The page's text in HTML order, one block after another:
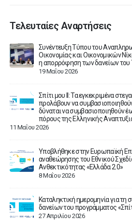
Τελευταίες Αναρτήσεις
Συνέντευξη Τύπου του
Οικονομίας και Οικονομικών
η απορρόφηση των δανείων του
19 Μαΐου 2026
Σπίτι μου ΙΙ: Τα εγκεκριμένα
προλάβουν να
δύναται να συμβασιοποιηθούν
πόρους της Ελληνικής
11 Μαΐου 2026
Υποβλήθηκε στην Ευρωπαϊκή
αναθεώρησης του Εθνικού
Ανθεκτικότητας «Ελλάδα 2.0»
8 Μαΐου 2026
Καταληκτική ημερομηνία για
δανείων του προγράμματος
27 Απριλίου 2026